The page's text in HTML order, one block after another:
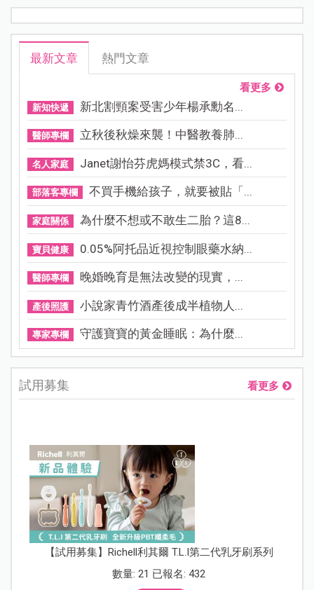
最新文章 熱門文章
看更多
新知快遞 新北割頸案受害少年楊承勳名...
醫師專欄 立秋後秋燥來襲！中醫教養肺...
名人家庭 Janet謝怡芬虎媽模式禁3C，看...
部落客專欄 不買手機給孩子，就要被貼「...
家庭關係 為什麼不想或不敢生二胎？這8...
寶貝健康 0.05%阿托品近視控制眼藥水納...
醫師專欄 晚婚晚育是無法改變的現實，...
產後照護 小說家青竹酒產後成半植物人...
專家專欄 守護寶寶的黃金睡眠：為什麼...
試用募集 看更多
【試用募集】Richell利其爾 T.L.I第二代乳牙刷系列
數量: 21 已報名: 432